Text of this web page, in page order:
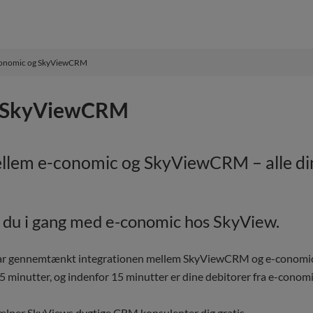
og SkyViewCRM
e-conomic og SkyViewCRM – alle
i gang med e-conomic hos SkyView.
gennemtænkt integrationen mellem SkyViewCRM og e-
minutter, og indenfor 15 minutter er dine debitorer fra e-